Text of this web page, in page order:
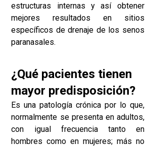
estructuras internas y así obtener
mejores resultados en sitios
específicos de drenaje de los senos
paranasales.
¿Qué pacientes tienen
mayor predisposición?
Es una patología crónica por lo que,
normalmente se presenta en adultos,
con igual frecuencia tanto en
hombres como en mujeres; más no